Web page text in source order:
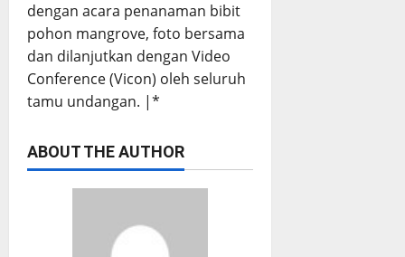
dengan acara penanaman bibit
pohon mangrove, foto bersama
dan dilanjutkan dengan Video
Conference (Vicon) oleh seluruh
tamu undangan. |*
ABOUT THE AUTHOR